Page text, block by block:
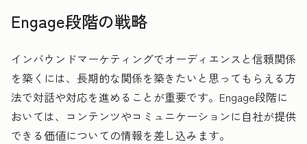
Engage段階の戦略
インバウンドマーケティングでオーディエンスと信頼関係
を築くには、長期的な関係を築きたいと思ってもらえる方
法で対話や対応を進めることが重要です。Engage段階に
おいては、コンテンツやコミュニケーションに自社が提供
できる価値についての情報を差し込みます。